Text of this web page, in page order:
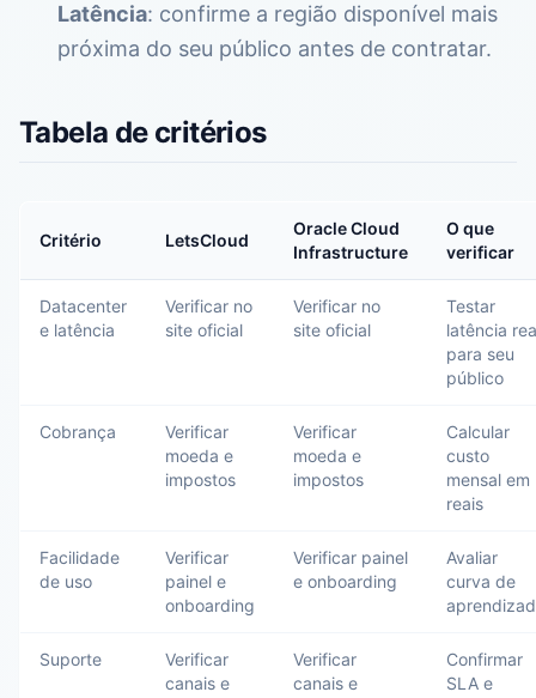
Latência: confirme a região disponível mais
próxima do seu público antes de contratar.
Tabela de critérios
Critério LetsCloud
Oracle Cloud
Infrastructure
O que
verificar
Datacenter
e latência
Verificar no
site oficial
Verificar no
site oficial
Testar
latência
para seu
público
Cobrança
Verificar
moeda e
impostos
Verificar
moeda e
impostos
Calcular
custo
mensal em
reais
Facilidade
de uso
Verificar
painel e
onboarding
Verificar painel
e onboarding
Avaliar
curva de
Suporte
Verificar
canais e
Verificar
canais e
Confirmar
SLA e